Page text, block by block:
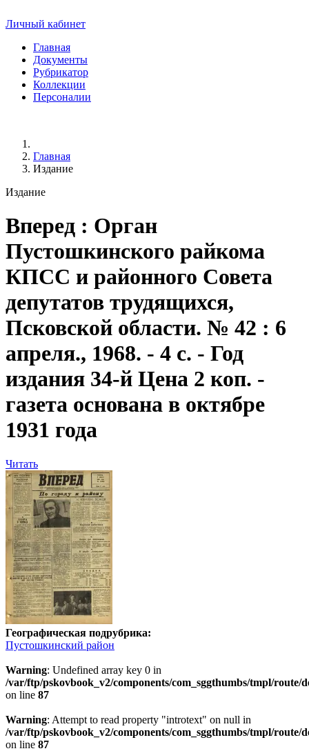
Личный кабинет
Главная
Документы
Рубрикатор
Коллекции
Персоналии
Главная
Издание
Издание
Вперед : Орган
Пустошкинского райкома
КПСС и районного Совета
депутатов трудящихся,
Псковской области. № 42 : 6
апреля., 1968. - 4 с. - Год
издания 34-й Цена 2 коп. -
газета основана в октябре
1931 года
Читать
Географическая подрубрика:
Пустошкинский район
Warning: Undefined array key 0 in
/var/ftp/pskovbook_v2/components/com_sggthumbs/tmpl/route/
on line 87
Warning: Attempt to read property "introtext" on null in
/var/ftp/pskovbook_v2/components/com_sggthumbs/tmpl/route/
on line 87